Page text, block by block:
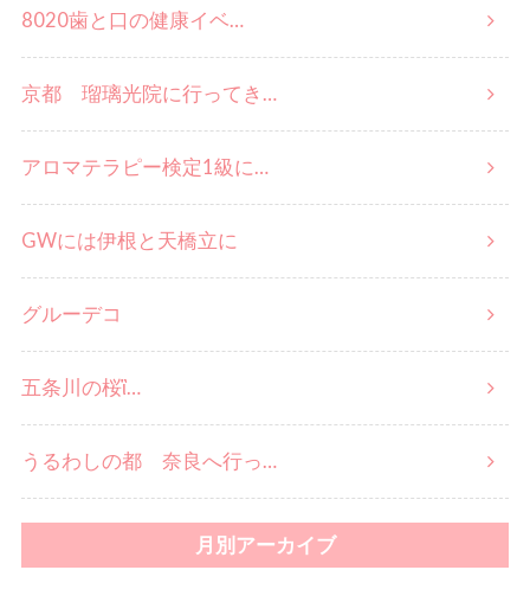
8020歯と口の健康イベ…
京都 瑠璃光院に行ってき…
アロマテラピー検定1級に…
GWには伊根と天橋立に
グルーデコ
五条川の桜ἳ…
うるわしの都 奈良へ行っ…
月別アーカイブ